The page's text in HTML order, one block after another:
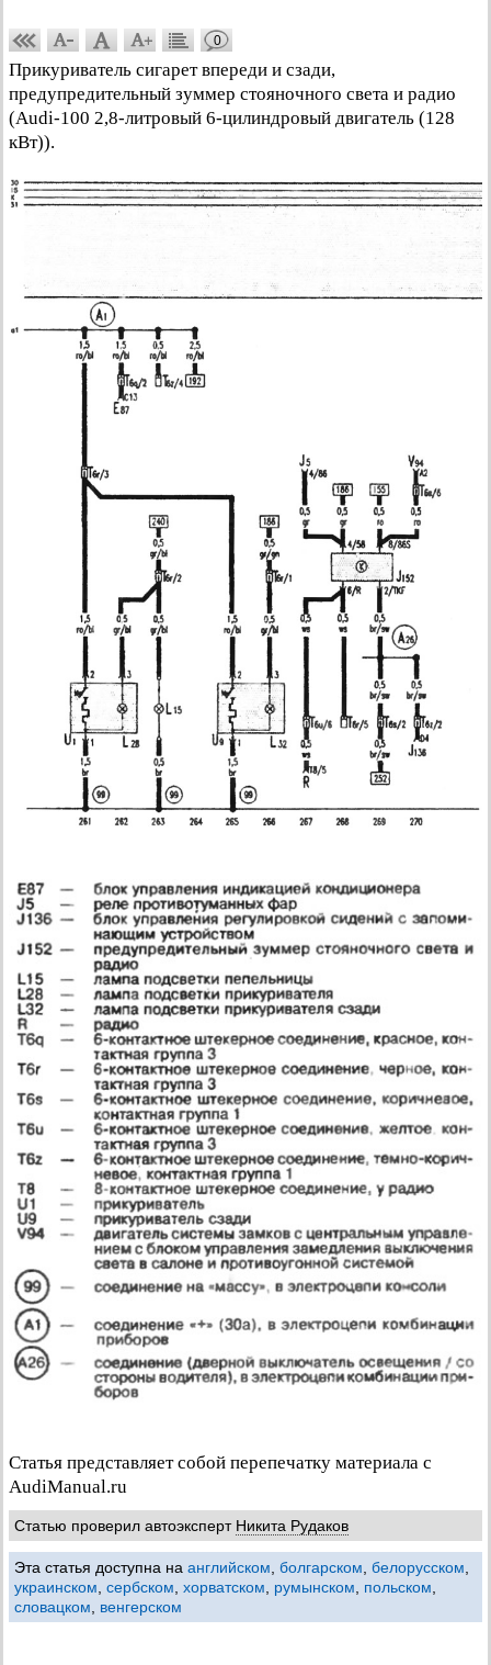
0
Прикуриватель сигарет впереди и сзади,
предупредительный зуммер стояночного света и радио
(Audi-100 2,8-литровый 6-цилиндровый двигатель (128
кВт)).
Статья представляет собой перепечатку материала с
AudiManual.ru
Статью проверил автоэксперт Никита Рудаков
Эта статья доступна на английском, болгарском, белорусском,
украинском, сербском, хорватском, румынском, польском,
словацком, венгерском